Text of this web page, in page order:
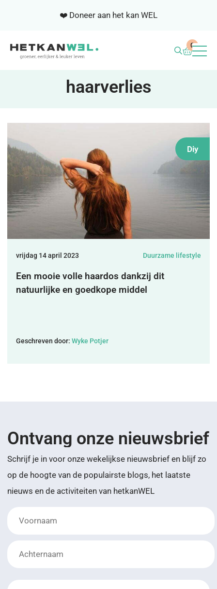
❤️ Doneer aan het kan WEL
SAMENWERKEN
NIEUWSBRIEF
OVER ONS
MIJN ACCOUNT
0
haarverlies
Diy
vrijdag 14 april 2023 Duurzame lifestyle
Een mooie volle haardos dankzij dit
natuurlijke en goedkope middel
Geschreven door: Wyke Potjer
Ontvang onze nieuwsbrief
Schrijf je in voor onze wekelijkse nieuwsbrief en blijf zo
op de hoogte van de populairste blogs, het laatste
nieuws en de activiteiten van hetkanWEL